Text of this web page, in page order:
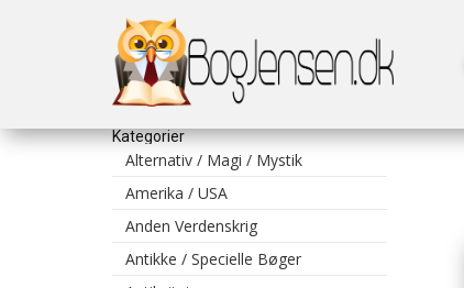
Kategorier
Alternativ / Magi / Mystik
Amerika / USA
Anden Verdenskrig
Antikke / Specielle Bøger